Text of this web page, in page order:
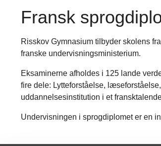
Fransk
Risskov Gymnasium tilbyder skolens
franske undervisningsministerium.
Eksaminerne afholdes i 125 lande
fire dele: Lytteforståelse,
uddannelsesinstitution i et
Undervisningen i sprogdiplomet er en